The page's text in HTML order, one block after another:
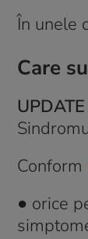
În unele
Care
Conform
● orice